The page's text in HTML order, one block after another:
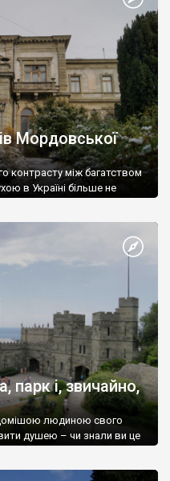
Мордовської
контрасту між багатством
в Україні більше не
парк і, звичайно,
людиною свого
душею – чи знали ви це